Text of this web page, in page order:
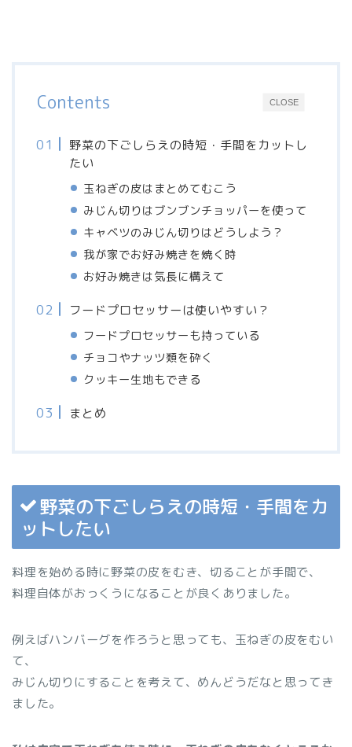
CLOSE
Contents
野菜の下ごしらえの時短・手間をカットし
たい
玉ねぎの皮はまとめてむこう
みじん切りはブンブンチョッパーを使って
キャベツのみじん切りはどうしよう？
我が家でお好み焼きを焼く時
お好み焼きは気長に構えて
フードプロセッサーは使いやすい？
フードプロセッサーも持っている
チョコやナッツ類を砕く
クッキー生地もできる
まとめ
野菜の下ごしらえの時短・手間をカ
ットしたい
料理を始める時に野菜の皮をむき、切ることが手間で、
料理自体がおっくうになることが良くありました。
例えばハンバーグを作ろうと思っても、玉ねぎの皮をむい
て、
みじん切りにすることを考えて、めんどうだなと思ってき
ました。